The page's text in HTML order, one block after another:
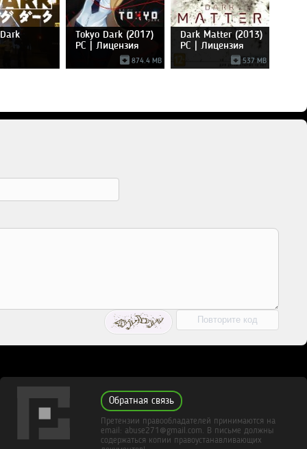
Tokyo Dark (2017)
PC | Лицензия
874.4 MB
Dark Matter (2013)
PC | Лицензия
537 MB
Обратная связь
Претензии правообладателей принимаются на
email: abuse271@gmail.com. В письме должны
содержаться копии правоустанавливающих